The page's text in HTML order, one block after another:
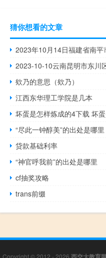
猜你想看的文章
2023-10-10云南昆明市东川
欸乃的意思（欸乃）
江西东华理工学院是几本
坏蛋是怎样炼成的4下载 坏
“尽此一钟醇美”的出处是哪里
贷款基础利率
“神官呼我前”的出处是哪里
cf抽奖攻略
trans前缀
Copyright © 2012 - 2026